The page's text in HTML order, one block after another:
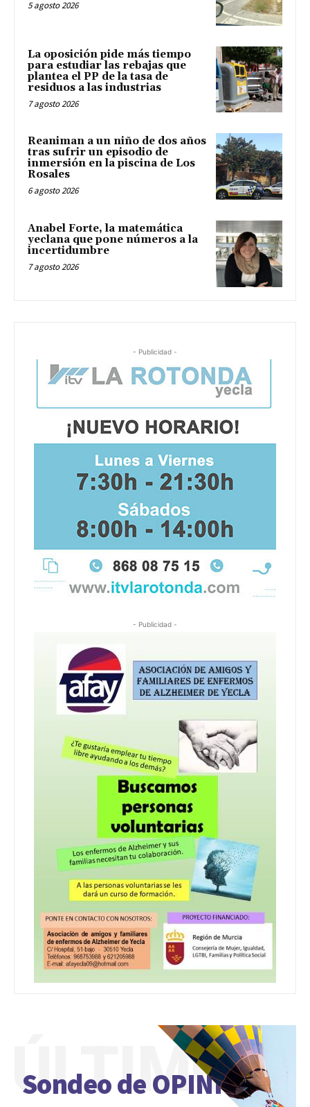
5 agosto 2026
La oposición pide más tiempo
para estudiar las rebajas que
plantea el PP de la tasa de
residuos a las industrias
7 agosto 2026
Reaniman a un niño de dos años
tras sufrir un episodio de
inmersión en la piscina de Los
Rosales
6 agosto 2026
Anabel Forte, la matemática
yeclana que pone números a la
incertidumbre
7 agosto 2026
- Publicidad -
- Publicidad -
Sondeo de OPINIÓN
ÚLTIMO